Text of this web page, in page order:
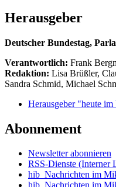
Herausgeber
Deutscher Bundestag,
Verantwortlich: Frank
Redaktion: Lisa Brüßler,
Sandra Schmid, Michael
Herausgeber "heute
Abonnement
Newsletter abonnieren
RSS-Dienste (Interner
hib_Nachrichten im